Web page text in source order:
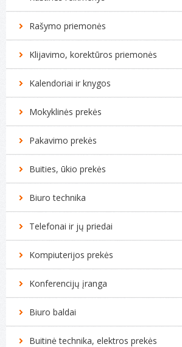
Rašymo priemonės
Klijavimo, korektūros priemonės
Kalendoriai ir knygos
Mokyklinės prekės
Pakavimo prekės
Buities, ūkio prekės
Biuro technika
Telefonai ir jų priedai
Kompiuterijos prekės
Konferencijų įranga
Biuro baldai
Buitinė technika, elektros prekės